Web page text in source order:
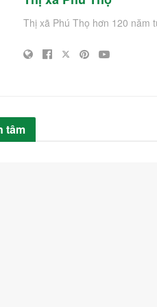
Thị xã Phú Thọ hơn 120 năm
tâm